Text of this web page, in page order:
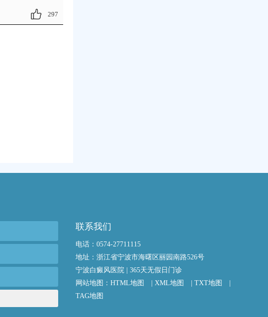
297
联系我们
电话：0574-27711115
地址：浙江省宁波市海曙区丽园南路526号
宁波白癜风医院 | 365天无假日门诊
网站地图： HTML地图 XML地图 TXT地图
TAG地图